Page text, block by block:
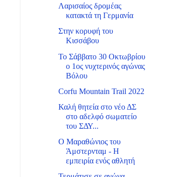
Λαρισαίος δρομέας
κατακτά τη Γερμανία
Στην κορυφή του
Κισσάβου
Το Σάββατο 30 Οκτωβρίου
ο 1ος νυχτερινός αγώνας
Βόλου
Corfu Mountain Trail 2022
Καλή θητεία στο νέο ΔΣ
στο αδελφό σωματείο
του ΣΔΥ...
Ο Μαραθώνιος του
Άμστερνταμ - Η
εμπειρία ενός αθλητή